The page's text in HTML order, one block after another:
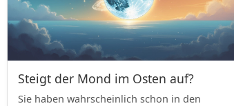
Steigt der Mond im Osten auf?
Sie haben wahrscheinlich schon in den